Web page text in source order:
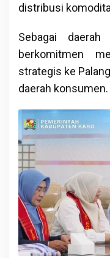
distribusi
Sebagai daerah
berkomitmen
strategis ke
daerah konsumen.